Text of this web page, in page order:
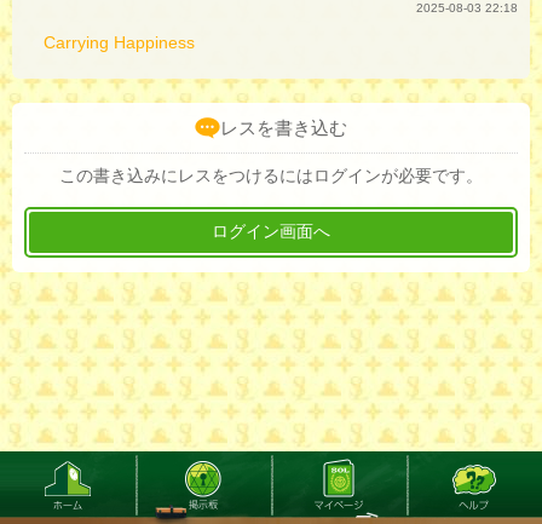
2025-08-03 22:18
Carrying Happiness
レスを書き込む
この書き込みにレスをつけるにはログインが必要です。
ログイン画面へ